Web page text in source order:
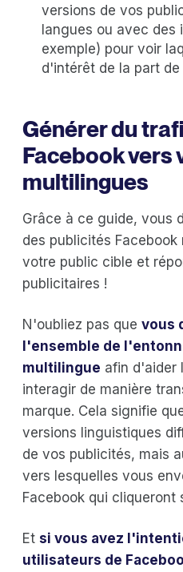
versions de vos
langues ou avec des
exemple) pour voir
d'intérêt de la part
Générer du
Facebook vers
multilingues
Grâce à ce guide, vous
des publicités
votre public cible et
publicitaires !
N'oubliez pas que vous
l'ensemble de
multilingue afin d'aider
interagir de manière
marque. Cela signifie
versions linguistiques
de vos publicités, mais
vers lesquelles vous
Facebook qui cliqueront
Et si vous avez
utilisateurs de